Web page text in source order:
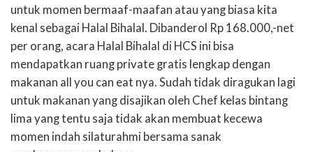
untuk momen bermaaf-maafan atau yang biasa kita
kenal sebagai Halal Bihalal . Dibanderol Rp 168.000,-net
per orang, acara Halal Bihalal di HCS ini bisa
mendapatkan ruang private gratis lengkap dengan
makanan all you can eat nya. Sudah tidak diragukan lagi
untuk makanan yang disajikan oleh Chef kelas bintang
lima yangtentu saja tidak akan membuat kecewa
momen indah silaturahmi bersama sanak